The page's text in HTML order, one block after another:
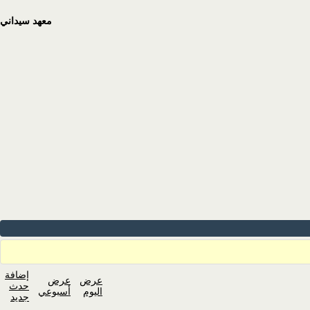
معهد سيداني
عرض
اليوم
عرض
أسبوعي
إضافة
حدث
جديد